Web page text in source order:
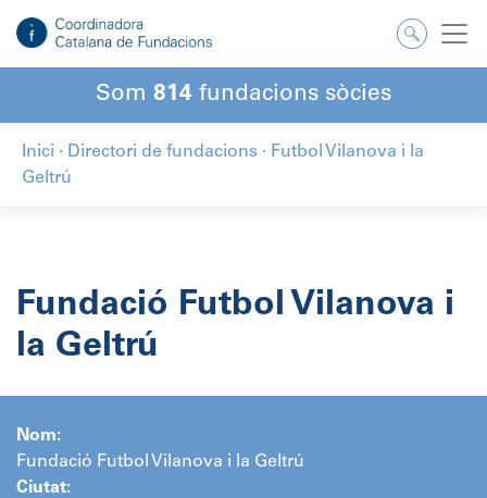
contingut
Som 814 fundacions sòcies
Inici · Directori de fundacions · Futbol Vilanova i la
Geltrú
Fundació Futbol Vilanova i
la Geltrú
Nom:
Fundació Futbol Vilanova i la Geltrú
Ciutat: